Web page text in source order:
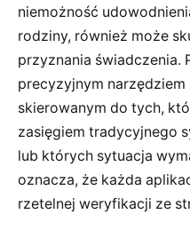
niemożność
rodziny, również może
przyznania świadczenia.
precyzyjnym narzędziem
skierowanym do tych,
zasięgiem tradycyjnego
lub których sytuacja
oznacza, że każda
rzetelnej weryfikacji ze